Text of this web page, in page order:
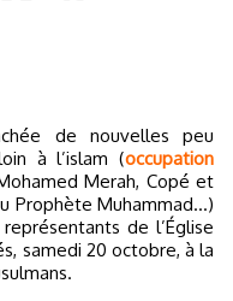
à l’islam (occupation
Merah, Copé et
Prophète Muhammad...)
de l’Église
samedi 20 octobre, à la